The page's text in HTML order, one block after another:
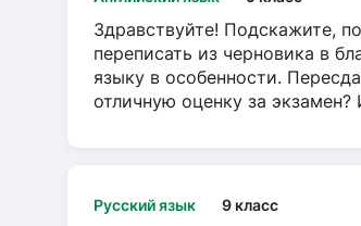
Здравствуйте! Подскажите,
переписать из черновика в
языку в особенности.
отличную оценку за
Русский язык 9 класс